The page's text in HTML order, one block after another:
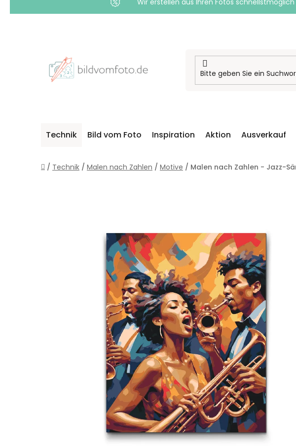
Wir erstellen aus Ihren Fotos
Technik Bild vom Foto Inspiration Aktion Ausverkauf
Startseite
/ Technik / Malen nach Zahlen / Motive / Malen nach Zahlen - Jazz-